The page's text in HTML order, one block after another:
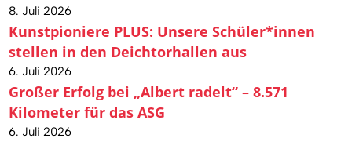
8. Juli 2026
Kunstpioniere PLUS: Unsere Schüler*innen
stellen in den Deichtorhallen aus
6. Juli 2026
Großer Erfolg bei „Albert radelt“ – 8.571
Kilometer für das ASG
6. Juli 2026